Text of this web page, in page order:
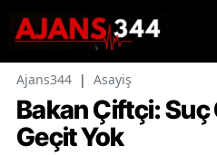
Ajans344 | Asayiş
Bakan Çiftçi:
Geçit Yok